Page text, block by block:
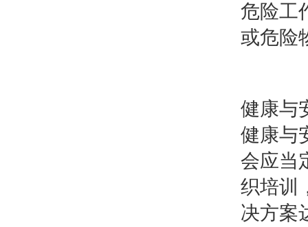
危险工
或危险
健康与
健康与
会应当
织培训
决方案